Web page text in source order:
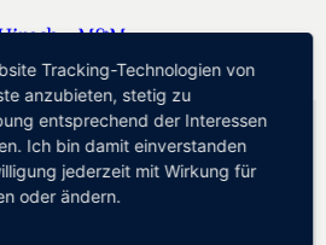
– M&M
| Hochzeitsplaner Dresden
CELEBRATE GMBH
31 | 01307 Dresden
Tracking-Technologien von
anzubieten, stetig zu
entsprechend der Interessen
Ich bin damit einverstanden
jederzeit mit Wirkung für
oder ändern.